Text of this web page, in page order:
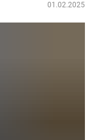
01.02.2025